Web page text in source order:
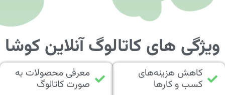
ویژگی های کاتالوگ آنلاین کوشا
کاهش هزینه‌های
کسب‌ و کارها
معرفی محصولات به
صورت کاتالوگ